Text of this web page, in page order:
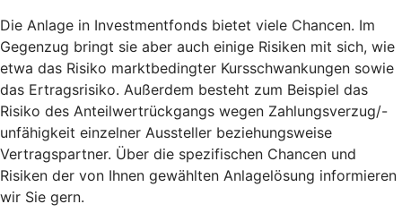
Die Anlage in Investmentfonds bietet viele Chancen. Im
Gegenzug bringt sie aber auch einige Risiken mit sich, wie
etwa das Risiko marktbedingter Kursschwankungen sowie
das Ertragsrisiko. Außerdem besteht zum Beispiel das
Risiko des Anteilwertrückgangs wegen Zahlungsverzug/-
unfähigkeit einzelner Aussteller beziehungsweise
Vertragspartner. Über die spezifischen Chancen und
Risiken der von Ihnen gewählten Anlagelösung informieren
wir Sie gern.